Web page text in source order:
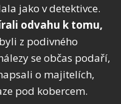
jako v detektivce.
odvahu k tomu,
z podivného
se občas podaří,
o majitelích,
pod kobercem.